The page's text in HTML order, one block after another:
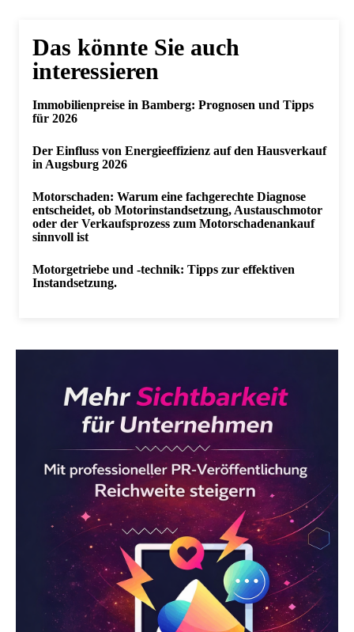
Das könnte Sie auch
interessieren
Immobilienpreise in Bamberg: Prognosen und Tipps
für 2026
Der Einfluss von Energieeffizienz auf den Hausverkauf
in Augsburg 2026
Motorschaden: Warum eine fachgerechte Diagnose
entscheidet, ob Motorinstandsetzung, Austauschmotor
oder der Verkaufsprozess zum Motorschadenankauf
sinnvoll ist
Motorgetriebe und -technik: Tipps zur effektiven
Instandsetzung.